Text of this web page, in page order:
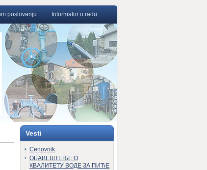
poslovanju Informator o radu
Vesti
Cenovnik
ОБАВЕШТЕЊЕ О
КВАЛИТЕТУ ВОДЕ ЗА ПИЋЕ